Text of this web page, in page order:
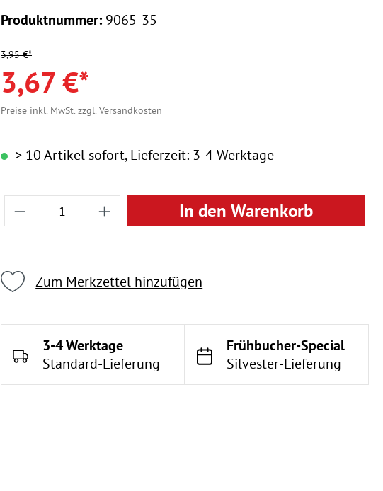
Produktnummer: 9065-35
3,95 €*
3,67 €*
Preise inkl. MwSt. zzgl. Versandkosten
> 10 Artikel sofort, Lieferzeit: 3-4 Werktage
Produkt Anzahl: Gib den gewünschten Wert
In den Warenkorb
Zum Merkzettel hinzufügen
3-4 Werktage
Standard-Lieferung
Frühbucher-Special
Silvester-Lieferung